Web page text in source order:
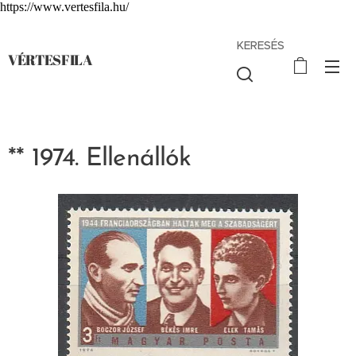
https://www.vertesfila.hu/
VÉRTESFILA
KERESÉS
** 1974. Ellenállók